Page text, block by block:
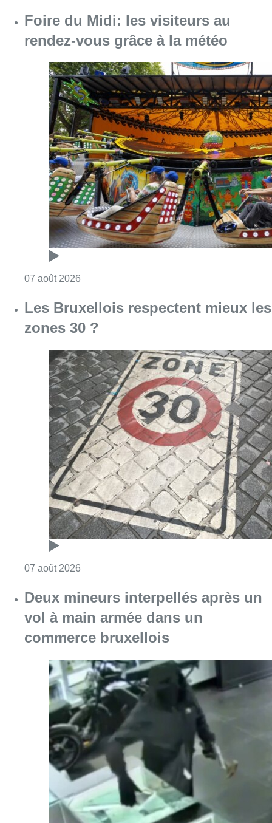
Foire du Midi: les visiteurs au
rendez-vous grâce à la météo
07 août 2026
Les Bruxellois respectent mieux les
zones 30 ?
07 août 2026
Deux mineurs interpellés après un
vol à main armée dans un
commerce bruxellois